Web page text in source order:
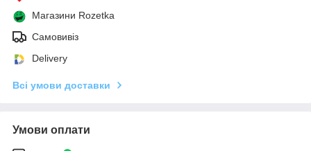
Магазини Rozetka
Самовивіз
Delivery
Всі умови доставки
Умови оплати